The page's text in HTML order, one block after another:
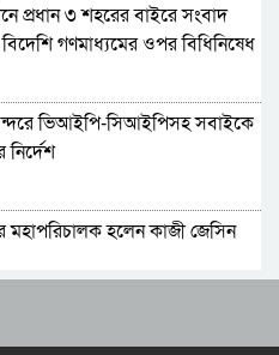
প্রধান ৩ শহরের বাইরে সংবাদ
বিদেশি গণমাধ্যমের ওপর বিধিনিষেধ
ভিআইপি-সিআইপিসহ সবাইকে
নির্দেশ
মহাপরিচালক হলেন কাজী জেসিন
করে আনা হচ্ছে নতুন বাহিনী